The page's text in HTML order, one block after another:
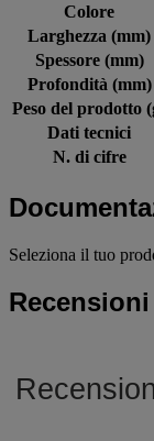
Colore
Larghezza (mm)
Spessore (mm)
Profondità (mm)
Peso del prodotto
Dati tecnici
N. di cifre
Seleziona il tuo